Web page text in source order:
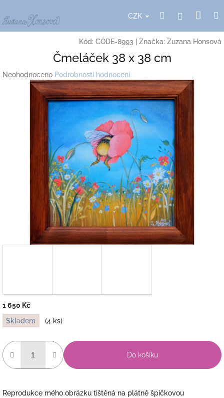
na
obsah
CZK HledatPřihlášení
Kód: CODE-8993 Značka: Zuzana Honsová
Čmeláček 38 x 38 cm
Průměrné
hodnocení
Neohodnoceno Podrobnosti hodnocení
1 650 Kč
Měrná
cena:
Skladem (4 ks)
Do košíku
Reprodukce mého obrázku tištěná na plátně špičkovou